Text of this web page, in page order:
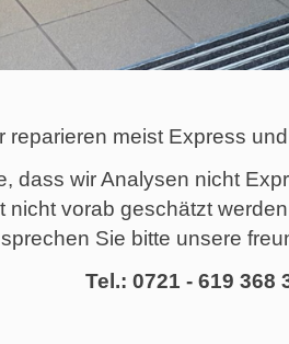
reparieren meist Express
dass wir Analysen nicht
nicht vorab geschätzt
Sie bitte unsere
Tel.: 0721 - 619 368